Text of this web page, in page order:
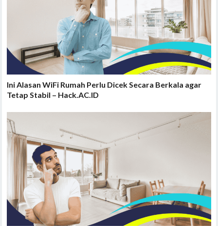
Ini Alasan WiFi Rumah Perlu Dicek Secara Berkala agar
Tetap Stabil – Hack.AC.ID